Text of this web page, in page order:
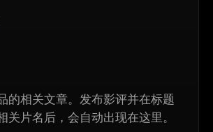
的相关文章。发布影评并在标题
关片名后，会自动出现在这里。